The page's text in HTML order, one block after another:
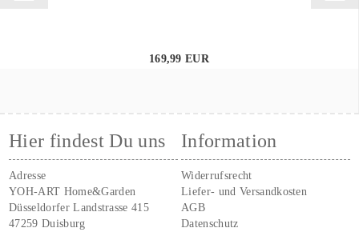
169,99 EUR
Hier findest Du uns
Adresse
YOH-ART Home&Garden
Düsseldorfer Landstrasse 415
47259 Duisburg
Information
Widerrufsrecht
Liefer- und Versandkosten
AGB
Datenschutz